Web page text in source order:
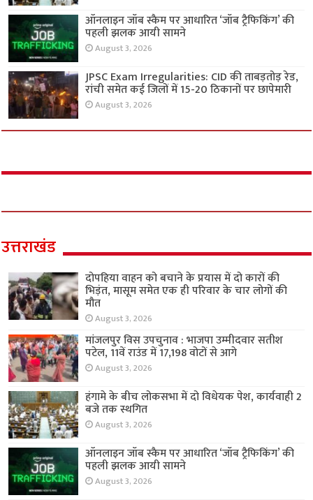
ऑनलाइन जॉब स्कैम पर आधारित ‘जॉब ट्रैफिकिंग’ की
पहली झलक आयी सामने
August 3, 2026
JPSC Exam Irregularities: CID की ताबड़तोड़ रेड,
रांची समेत कई जिलों में 15-20 ठिकानों पर छापेमारी
August 3, 2026
उत्तराखंड
दोपहिया वाहन को बचाने के प्रयास में दो कारों की
भिड़ंत, मासूम समेत एक ही परिवार के चार लोगों की
मौत
August 3, 2026
मांजलपुर विस उपचुनाव : भाजपा उम्मीदवार सतीश
पटेल, 11वें राउंड में 17,198 वोटों से आगे
August 3, 2026
हंगामे के बीच लोकसभा में दो विधेयक पेश, कार्यवाही 2
बजे तक स्थगित
August 3, 2026
ऑनलाइन जॉब स्कैम पर आधारित ‘जॉब ट्रैफिकिंग’ की
पहली झलक आयी सामने
August 3, 2026